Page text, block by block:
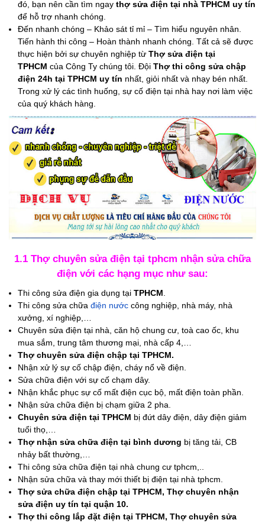
đó, bạn nên cần tìm ngay thợ sửa điện tại nhà TPHCM uy tín
để hỗ trợ nhanh chóng.
Đến nhanh chóng – Khảo sát tỉ mỉ – Tìm hiểu nguyên nhân.
Tiến hành thi công – Hoàn thành nhanh chóng. Tất cả sẽ được
thực hiện bởi sự chuyên nghiệp từ Thợ sửa điện tại
TPHCM của Công Ty chúng tôi. Đội Thợ thi công sửa chập
điện 24h tại TPHCM uy tín nhất, giỏi nhất và nhạy bén nhất.
Trong xử lý các tình huống, sự cố điện tại nhà hay nơi làm việc
của quý khách hàng.
1.1 Thợ chuyên sửa điện tại tphcm nhận sửa chữa
điện với các hạng mục như sau:
Thi công sửa điện gia dụng tại TPHCM
Thi công sửa chữa điện nước công nghiệp, nhà máy, nhà
xưởng, xí nghiệp,…
Chuyên sửa điện tại nhà, căn hộ chung cư, toà cao ốc, khu
mua sắm, trung tâm thương mại, nhà cấp 4,…
Thợ chuyên sửa điện chập tại TPHCM.
Nhận xử lý sự cố chập điện, cháy nổ về điện.
Sửa chữa điện với sự cố chạm dây.
Nhận khắc phục sự cố mất điện cục bộ, mất điện toàn phần.
Nhận sửa chữa điện bị chạm giữa 2 pha.
Chuyên sửa điện tại TPHCM bị đứt dây điện, dây điện giảm
tuổi thọ,…
Thợ nhận sửa chữa điện tại bình dương bị tăng tải, CB
nhảy bất thường,…
Thi công sửa chữa điện tại nhà chung cư tphcm,..
Nhận sửa chữa và thay mới thiết bị điện tại nhà tphcm.
Thợ sửa chữa điện chập tại TPHCM, Thợ chuyên nhận
sửa điện uy tín tại quận 10.
Thợ thi công lắp đặt điện tại TPHCM, Thợ chuyên sửa